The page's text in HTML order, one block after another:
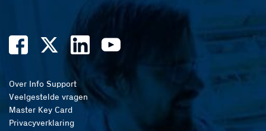
Over Info Support
Veelgestelde vragen
Master Key Card
Privacyverklaring